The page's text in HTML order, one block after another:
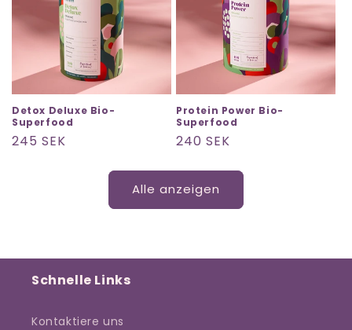
Detox Deluxe Bio-
Superfood
Normaler
245 SEK
Protein Power Bio-
Superfood
Normaler
240 SEK
Alle anzeigen
Schnelle Links
Kontaktiere uns